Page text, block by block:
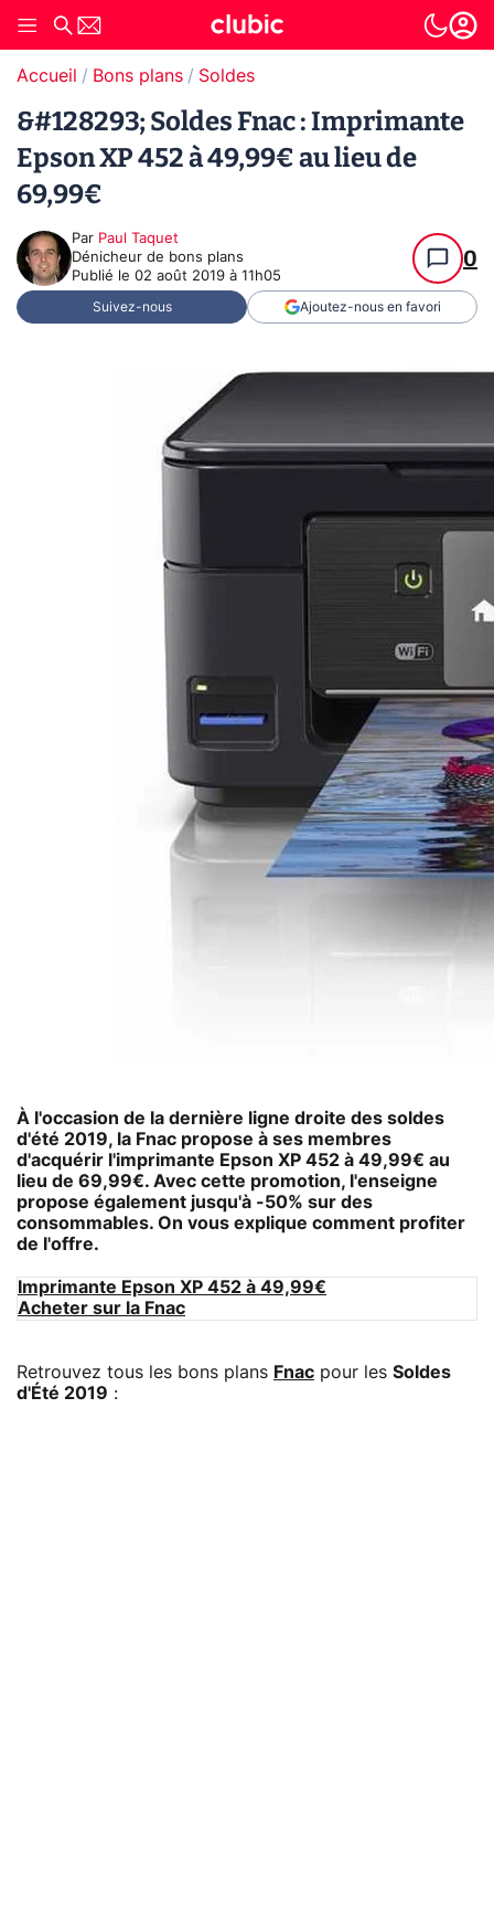
Accueil Bons plans Soldes
&#128293; Soldes Fnac : Imprimante
Epson XP 452 à 49,99€ au lieu de
69,99€
Par Paul Taquet
Dénicheur de bons plans
Publié le 02 août 2019 à 11h05
0
Suivez-nous Ajoutez-nous en favori
À l'occasion de la dernière ligne droite des soldes
d'été 2019, la Fnac propose à ses membres
d'acquérir l'imprimante Epson XP 452 à 49,99€ au
lieu de 69,99€. Avec cette promotion, l'enseigne
propose également jusqu'à -50% sur des
consommables. On vous explique comment profiter
de l'offre.
Imprimante Epson XP 452 à 49,99€
Acheter sur la Fnac
Retrouvez tous les bons plans Fnac pour les Soldes
d'Été 2019 :